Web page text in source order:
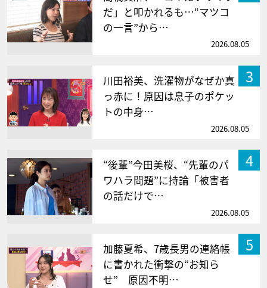
だ」と叩かれるも…“マツコ
の一言”から…
2026.08.05
3
川田裕美、洗濯物がなぜか真
っ赤に！原因は息子のポケッ
トの中身…
2026.08.05
4
“後輩”今田美桜、“先輩のパ
ワハラ問題”に持論「被害者
の話だけで…
2026.08.05
5
加藤夏希、7歳長男の連絡帳
に書かれた衝撃の“お知ら
せ” 原因不明…